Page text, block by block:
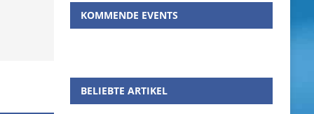
KOMMENDE EVENTS
BELIEBTE ARTIKEL